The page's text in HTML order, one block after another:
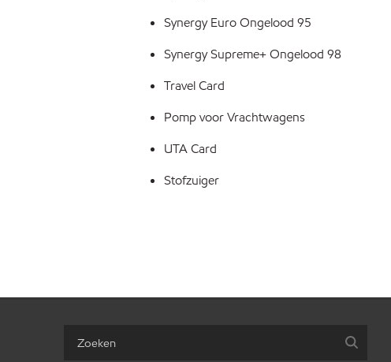
Synergy Euro Ongelood 95
Synergy Supreme+ Ongelood 98
Travel Card
Pomp voor Vrachtwagens
UTA Card
Stofzuiger